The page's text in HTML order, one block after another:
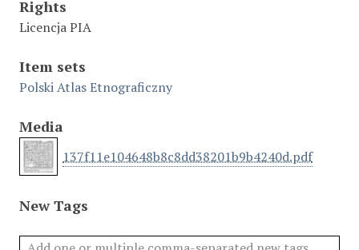
Rights
Licencja PIA
Item sets
Polski Atlas Etnograficzny
Media
137f11e104648b8c8dd38201b9b4240d.pdf
New Tags